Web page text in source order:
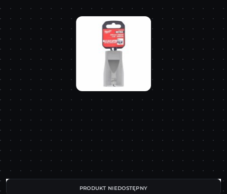
PRODUKT NIEDOSTĘPNY